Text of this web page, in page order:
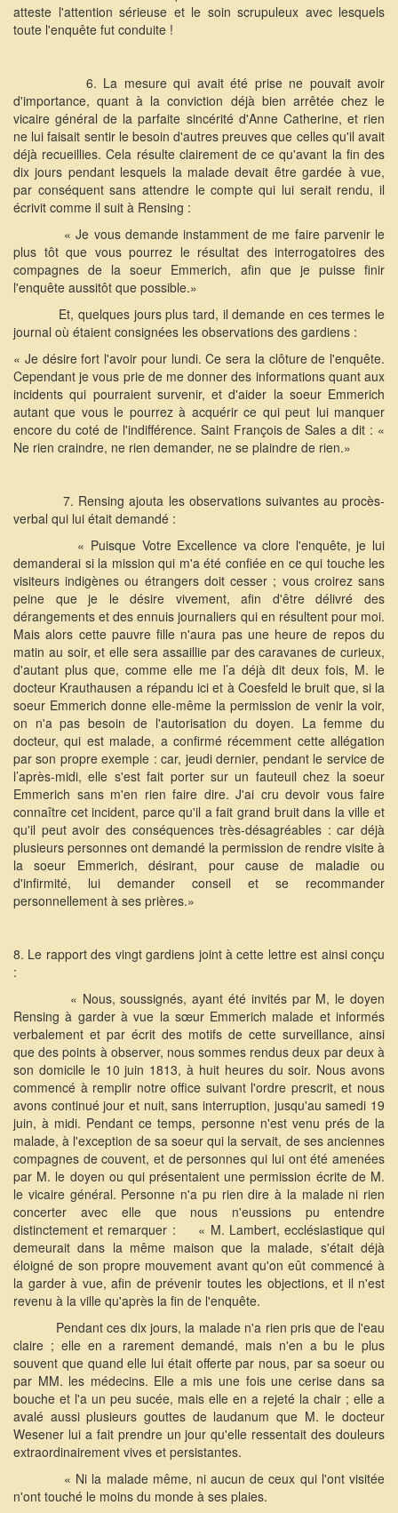
atteste l'attention sérieuse et le soin scrupuleux avec lesquels
toute l'enquête fut conduite !
6. La mesure qui avait été prise ne pouvait avoir
d'importance, quant à la conviction déjà bien arrêtée chez le
vicaire général de la parfaite sincérité d'Anne Catherine, et rien
ne lui faisait sentir le besoin d'autres preuves que celles qu'il avait
déjà recueillies. Cela résulte clairement de ce qu'avant la fin des
dix jours pendant lesquels la malade devait être gardée à vue,
par conséquent sans attendre le compte qui lui serait rendu, il
écrivit comme il suit à Rensing :
« Je vous demande instamment de me faire parvenir le
plus tôt que vous pourrez le résultat des interrogatoires des
compagnes de la soeur Emmerich, afin que je puisse finir
l'enquête aussitôt que possible.»
Et, quelques jours plus tard, il demande en ces termes le
journal où étaient consignées les observations des gardiens :
« Je désire fort l'avoir pour lundi. Ce sera la clôture de l'enquête.
Cependant je vous prie de me donner des informations quant aux
incidents qui pourraient survenir, et d'aider la soeur Emmerich
autant que vous le pourrez à acquérir ce qui peut lui manquer
encore du coté de l'indifférence. Saint François de Sales a dit : «
Ne rien craindre, ne rien demander, ne se plaindre de rien.»
7. Rensing ajouta les observations suivantes au procès-
verbal qui lui était demandé :
« Puisque Votre Excellence va clore l'enquête, je lui
demanderai si la mission qui m'a été confiée en ce qui touche les
visiteurs indigènes ou étrangers doit cesser ; vous croirez sans
peine que je le désire vivement, afin d'être délivré des
dérangements et des ennuis journaliers qui en résultent pour moi.
Mais alors cette pauvre fille n'aura pas une heure de repos du
matin au soir, et elle sera assaillie par des caravanes de curieux,
d'autant plus que, comme elle me l’a déjà dit deux fois, M. le
docteur Krauthausen a répandu ici et à Coesfeld le bruit que, si la
soeur Emmerich donne elle-même la permission de venir la voir,
on n'a pas besoin de l'autorisation du doyen. La femme du
docteur, qui est malade, a confirmé récemment cette allégation
par son propre exemple : car, jeudi dernier, pendant le service de
l’après-midi, elle s'est fait porter sur un fauteuil chez la soeur
Emmerich sans m'en rien faire dire. J'ai cru devoir vous faire
connaître cet incident, parce qu'il a fait grand bruit dans la ville et
qu'il peut avoir des conséquences très-désagréables : car déjà
plusieurs personnes ont demandé la permission de rendre visite à
la soeur Emmerich, désirant, pour cause de maladie ou
d'infirmité, lui demander conseil et se recommander
personnellement à ses prières.»
8. Le rapport des vingt gardiens joint à cette lettre est ainsi conçu
:
« Nous, soussignés, ayant été invités par M, le doyen
Rensing à garder à vue la sœur Emmerich malade et informés
verbalement et par écrit des motifs de cette surveillance, ainsi
que des points à observer, nous sommes rendus deux par deux à
son domicile le 10 juin 1813, à huit heures du soir. Nous avons
commencé à remplir notre office suivant l'ordre prescrit, et nous
avons continué jour et nuit, sans interruption, jusqu'au samedi 19
juin, à midi. Pendant ce temps, personne n'est venu prés de la
malade, à l'exception de sa soeur qui la servait, de ses anciennes
compagnes de couvent, et de personnes qui lui ont été amenées
par M. le doyen ou qui présentaient une permission écrite de M.
le vicaire général. Personne n'a pu rien dire à la malade ni rien
concerter avec elle que nous n'eussions pu entendre
distinctement et remarquer :
« M. Lambert, ecclésiastique qui
demeurait dans la même maison que la malade, s'était déjà
éloigné de son propre mouvement avant qu'on eût commencé à
la garder à vue, afin de prévenir toutes les objections, et il n'est
revenu à la ville qu'après la fin de l'enquête.
Pendant ces dix jours, la malade n'a rien pris que de l'eau
claire ; elle en a rarement demandé, mais n'en a bu le plus
souvent que quand elle lui était offerte par nous, par sa soeur ou
par MM. les médecins. Elle a mis une fois une cerise dans sa
bouche et l'a un peu sucée, mais elle en a rejeté la chair ; elle a
avalé aussi plusieurs gouttes de laudanum que M. le docteur
Wesener lui a fait prendre un jour qu'elle ressentait des douleurs
extraordinairement vives et persistantes.
« Ni la malade même, ni aucun de ceux qui l'ont visitée
n'ont touché le moins du monde à ses plaies.